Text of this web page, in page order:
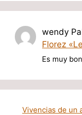
wendy
Florez
Es muy
Vivencias de un